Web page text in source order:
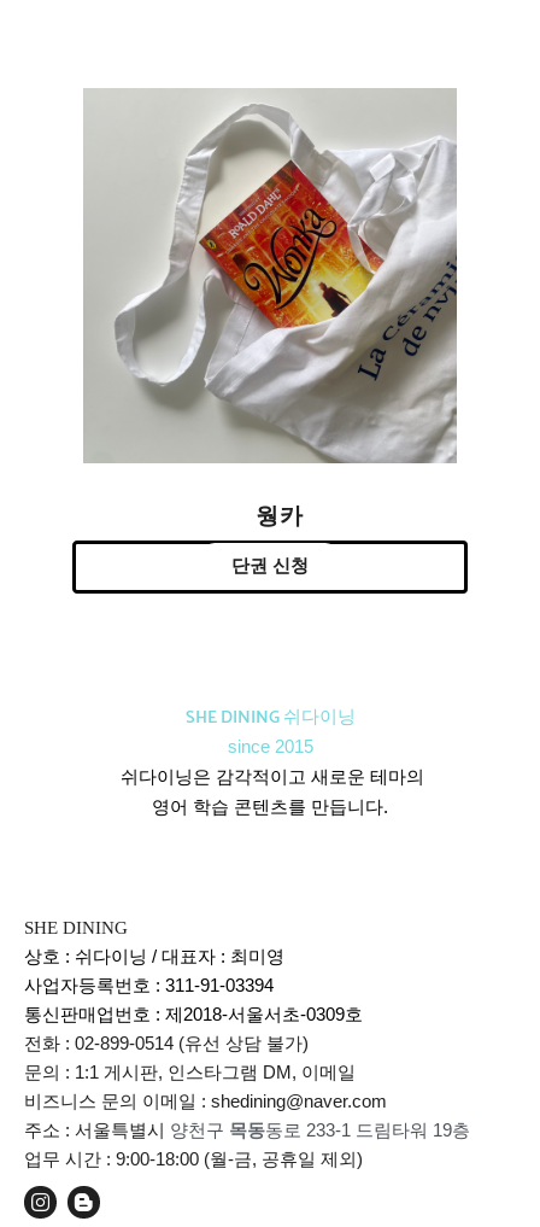
웡카
단권 신청
SHE DINING 쉬다이닝
since 2015
쉬다이닝은 감각적이고 새로운 테마의
영어 학습 콘텐츠를 만듭니다.
SHE DINING
상호 : 쉬다이닝 / 대표자 : 최미영
사업자등록번호 : 311-91-03394
통신판매업번호 : 제2018-서울서초-0309호
전화 : 02-899-0514 (유선 상담 불가)
문의 : 1:1 게시판, 인스타그램 DM, 이메일
비즈니스 문의 이메일 : shedining@naver.com
주소 : 서울특별시 양천구 목동동로 233-1 드림타워 19층
업무 시간 : 9:00-18:00 (월-금, 공휴일 제외)